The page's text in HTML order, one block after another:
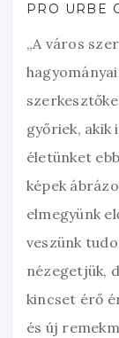
PRO URBE
„A város
győriek,
életünket
képek
elmegyünk
veszünk
nézegetjük,
kincset érő
és új